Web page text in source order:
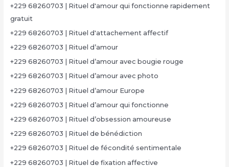
+229 68260703 | Rituel d'amour qui fonctionne rapidement
gratuit
+229 68260703 | Rituel d'attachement affectif
+229 68260703 | Rituel d’amour
+229 68260703 | Rituel d’amour avec bougie rouge
+229 68260703 | Rituel d’amour avec photo
+229 68260703 | Rituel d’amour Europe
+229 68260703 | Rituel d’amour qui fonctionne
+229 68260703 | Rituel d’obsession amoureuse
+229 68260703 | Rituel de bénédiction
+229 68260703 | Rituel de fécondité sentimentale
+229 68260703 | Rituel de fixation affective